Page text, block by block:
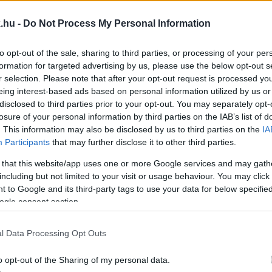
- Do Not Process My Personal Information
opt-out of the sale, sharing to third parties, or processing of your
for targeted advertising by us, please use the below opt-out
selection. Please note that after your opt-out request is processed
interest-based ads based on personal information utilized by us
to third parties prior to your opt-out. You may separately
of your personal information by third parties on the IAB’s list of
This information may also be disclosed by us to third parties on the
Participants that may further disclose it to other third parties.
that this website/app uses one or more Google services and may
but not limited to your visit or usage behaviour. You may
to Google and its third-party tags to use your data for below
consent section.
Data Processing Opt Outs
opt-out of the Sharing of my personal data.
- KÖZLEKEDŐKET ELLENŐRIZNEK
miatt kiemelten foglalkozik a területtel.
SZOMBATHELY ÉS ZALAEGERSZEG KÖZÖTT
majd fel az építése.
EGY ÚJSÁG AZT ÍRTA: ÉVEKIG ÁLLT A
valóban évek teltek el.
KÖLTÖTT EDDIG ÚTFELÚJÍTÁSRA A NEMÉNY